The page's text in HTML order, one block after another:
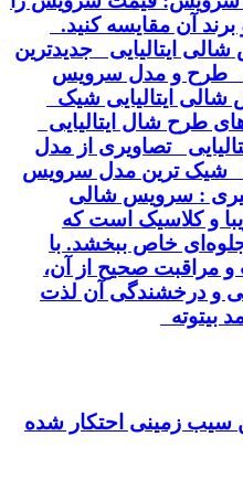
آن مقایسه کنید.
ایتالیایی جدیدترین
طرح و مدل سرویس
ایتالیایی شیک
طرح شال ایتالیایی
تصاویری از مدل
شیک ترین مدل سرویس
گیری : سرویس شالی
زیبا و کلاسیک است که
خاص ببخشد. با
مراقبت صحیح از آن،
و درخشندگی آن لذت
بیتوته
یک هزار و ۱۰۰ تن سیب زمینی احتکار شده